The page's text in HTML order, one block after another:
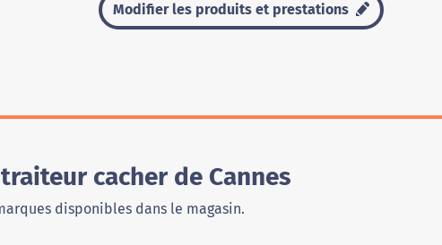
Modifier les produits et prestations
cacher de Cannes
disponibles dans le magasin.